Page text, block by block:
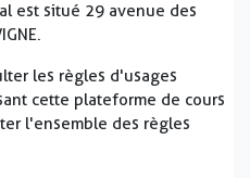
est situé 29 avenue des
les règles d'usages
cette plateforme de cours
l'ensemble des règles